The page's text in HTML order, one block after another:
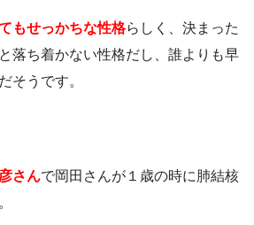
もせっかちな性格らしく、決まった
落ち着かない性格だし、誰よりも早
そうです。
さんで岡田さんが１歳の時に肺結核